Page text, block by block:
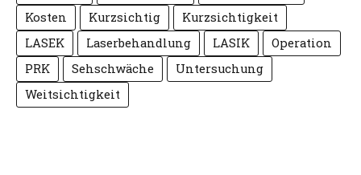
Kosten
Kurzsichtig
Kurzsichtigkeit
LASEK
Laserbehandlung LASIK
Operation
PRK
Sehschwäche
Untersuchung
Weitsichtigkeit